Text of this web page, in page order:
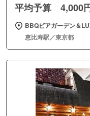
平均予算 4,000
BBQビアガーデン＆
恵比寿駅／東京都